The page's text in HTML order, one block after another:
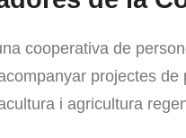
cooperativa de
projectes
i agricultura